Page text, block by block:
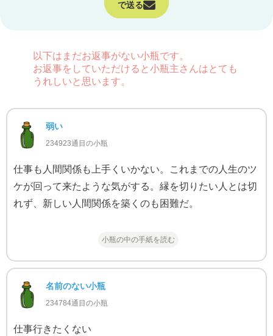
で送る
以下はまだお返事がない小瓶です。
お返事をしていただけると小瓶主さんはとても
うれしいと思います。
弱い
234923通目の小瓶
仕事も人間関係も上手くいかない。これまでの人生のツ
ケが回って来たような気がする。縁を切りたい人とは切
れず、新しい人間関係を築くのも困難だ。
小瓶の中の手紙を読む
名前のない小瓶
234784通目の小瓶
仕事行きたくない